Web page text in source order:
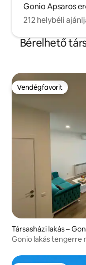
Gonio Apsaros
212 helybéli
Bérelhető
Vendégfavorit
Vendégfavorit
Társasházi lakás –
Gonio lakás tengerre